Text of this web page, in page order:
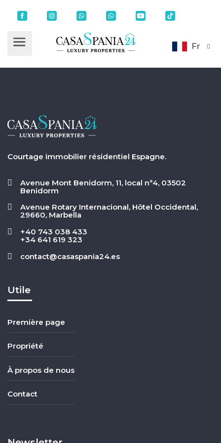
Fr
Courtage immobilier résidentiel Espagne.
Avenue Mont Benidorm, 11, local n°4, 03502
Benidorm
Avenue Rotary Internacional, Hôtel Occidental,
29660, Marbella
+40 743 038 433
+34 641 619 323
contact@casaspania24.es
Utile
Première page
Propriété
À propos de nous
Contact